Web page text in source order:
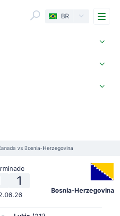
BR
vs Bosnia-Herzegovina
1
Bosnia-Herzegovina